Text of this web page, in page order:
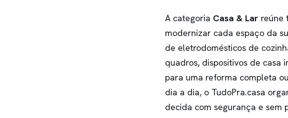
A categoria Casa & Lar reúne
modernizar cada espaço da
de eletrodomésticos de
quadros, dispositivos de casa
para uma reforma completa
dia a dia, o TudoPra.casa
decida com segurança e sem